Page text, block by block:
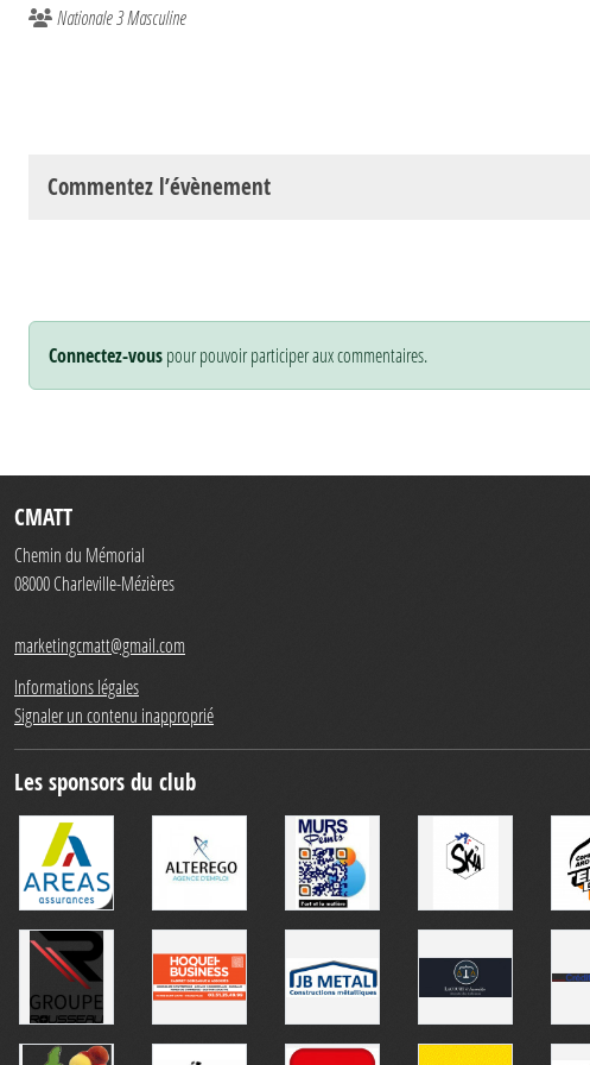
Nationale 3 Masculine
Commentez l’évènement
Connectez-vouspour pouvoir participer aux commentaires.
CMATT
Chemin du Mémorial
08000Charleville-Mézières
marketingcmatt@gmail.com
Informations légales
Signaler un contenu inapproprié
Les sponsors du club